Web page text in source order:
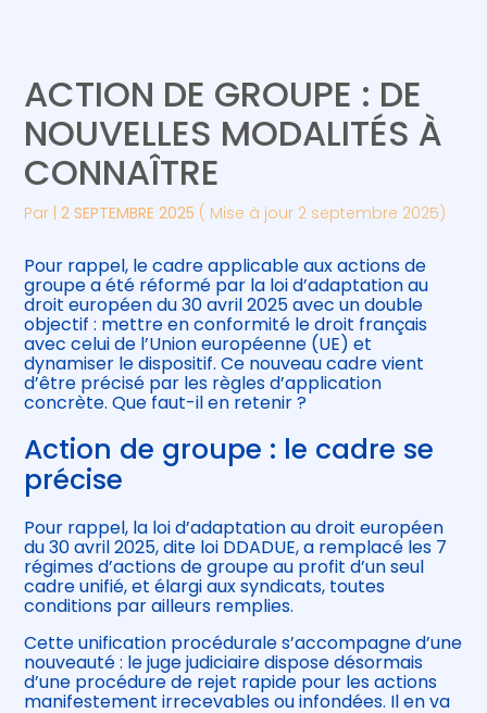
Gérer votre quotidien
Piloter votre entreprise
Développer votre entreprise
Construire votre patrimoine
Être prêt pour la facturation
électronique
Suivre votre comptabilité
Gérer vos ressources humaines
ACTION DE GROUPE : DE
NOUVELLES MODALITÉS À
CONNAÎTRE
Par |2 SEPTEMBRE 2025 ( Mise à jour 2 septembre 2025)
Pour rappel, le cadre applicable aux actions de
groupe a été réformé par la loi d’adaptation au
droit européen du 30 avril 2025 avec un double
objectif : mettre en conformité le droit français
avec celui de l’Union européenne (UE) et
dynamiser le dispositif. Ce nouveau cadre vient
d’être précisé par les règles d’application
concrète. Que faut-il en retenir ?
Action de groupe : le cadre se
précise
Pour rappel, la loi d’adaptation au droit européen
du 30 avril 2025, dite loi DDADUE, a remplacé les 7
régimes d’actions de groupe au profit d’un seul
cadre unifié, et élargi aux syndicats, toutes
conditions par ailleurs remplies.
Cette unification procédurale s’accompagne d’une
nouveauté : le juge judiciaire dispose désormais
d’une procédure de rejet rapide pour les actions
manifestement irrecevables ou infondées. Il en va